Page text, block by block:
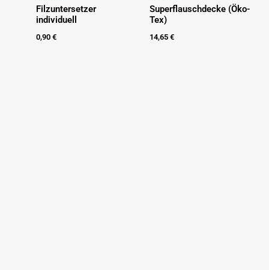
Filzuntersetzer
individuell
0,90 €
Superflauschdecke (Öko-
Tex)
14,65 €